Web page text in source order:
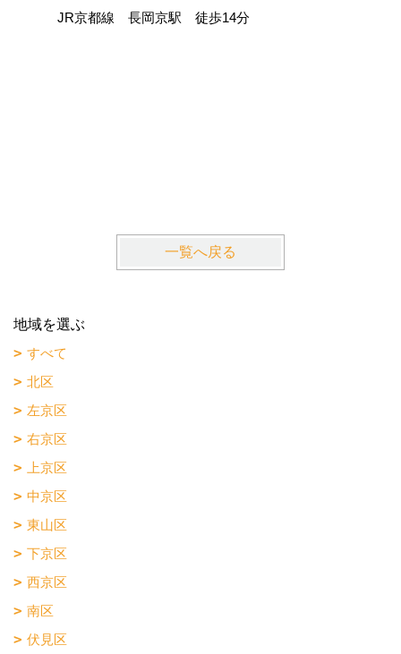
JR京都線 長岡京駅 徒歩14分
一覧へ戻る
地域を選ぶ
すべて
北区
左京区
右京区
上京区
中京区
東山区
下京区
西京区
南区
伏見区